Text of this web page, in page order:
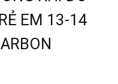
EM 13-14